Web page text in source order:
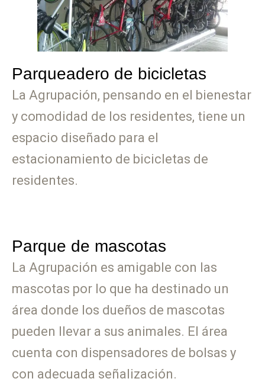
Parqueadero de bicicletas
La Agrupación, pensando en el bienestar
y comodidad de los residentes, tiene un
espacio diseñado para el
estacionamiento de bicicletas de
residentes.
Parque de mascotas
La Agrupación es amigable con las
mascotas por lo que ha destinado un
área donde los dueños de mascotas
pueden llevar a sus animales. El área
cuenta con dispensadores de bolsas y
con adecuada señalización.